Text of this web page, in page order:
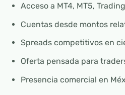
Acceso a MT4, MT5,
Cuentas desde montos
Spreads competitivos en
Oferta pensada para
Presencia comercial en